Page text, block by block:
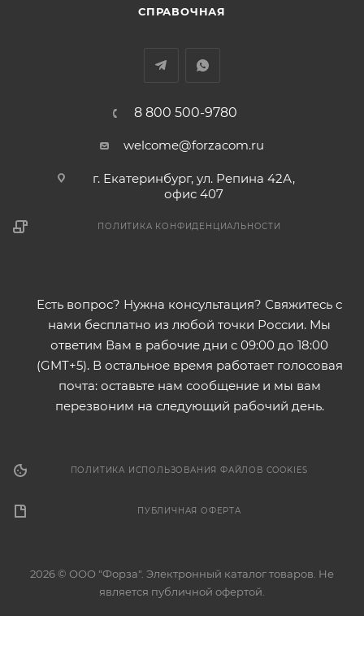
СПРАВОЧНАЯ
8 800 500-9780
welcome@forzacom.ru
г. Екатеринбург, ул. Репина 42А,
офис 407
ПОЛИТИКА КОНФИДЕНЦИАЛЬНОСТИ
Есть вопрос? Нужна консультация? Свяжитесь с
нами бесплатно из любой точки России. Мы
ответим Вам в рабочие дни с 09:00 до 18:00
(GMT+5). В остальное время работает голосовая
почта: оставьте нам сообщение и мы вам
перезвоним на следующий рабочий день.
ПОЛИТИКА ИСПОЛЬЗОВАНИЯ ФАЙЛОВ COOKIES
ПУБЛИЧНАЯ ОФЕРТА
2026 © ООО "Форза". Электронный каталог товаров. Не
является публичной офертой.